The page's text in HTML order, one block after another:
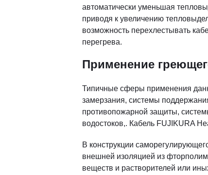
автоматически уменьшая
приводя к увеличению
возможность перехлестывать
перегрева.
Применение
Типичные сферы применения
замерзания, системы
противопожарной защиты,
водостоков,. Кабель FUJIKURA
В конструкции
внешней изоляцией из
веществ и растворителей или